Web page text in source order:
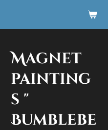
Magnet
painting
s "
Bumblebe